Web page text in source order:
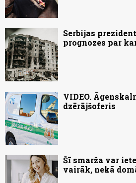
Serbijas
prognozes par
VIDEO.
dzērājšoferis
Šī smarža var
vairāk, nekā